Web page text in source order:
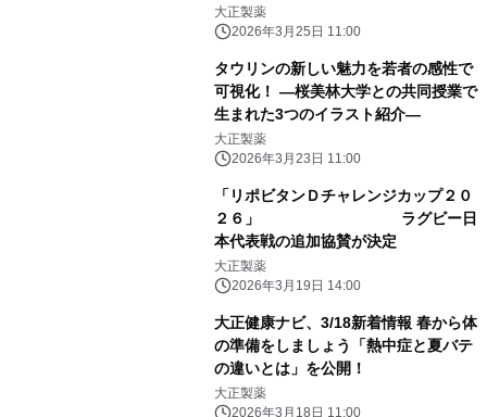
大正製薬
2026年3月25日 11:00
タウリンの新しい魅力を若者の感性で
可視化！ ―桜美林大学との共同授業で
生まれた3つのイラスト紹介―
大正製薬
2026年3月23日 11:00
「リポビタンＤチャレンジカップ２０
２６」 ラグビー日
本代表戦の追加協賛が決定
大正製薬
2026年3月19日 14:00
大正健康ナビ、3/18新着情報 春から体
の準備をしましょう「熱中症と夏バテ
の違いとは」を公開！
大正製薬
2026年3月18日 11:00